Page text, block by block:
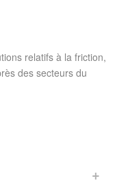
relatifs à la friction,
des secteurs du